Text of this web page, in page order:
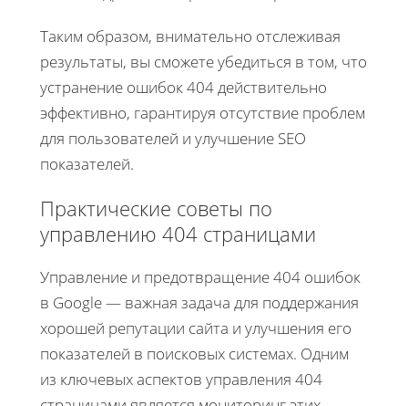
Таким образом, внимательно отслеживая
результаты, вы сможете убедиться в том, что
устранение ошибок 404 действительно
эффективно, гарантируя отсутствие проблем
для пользователей и улучшение SEO
показателей.
Практические советы по
управлению 404 страницами
Управление и предотвращение 404 ошибок
в Google — важная задача для поддержания
хорошей репутации сайта и улучшения его
показателей в поисковых системах. Одним
из ключевых аспектов управления 404